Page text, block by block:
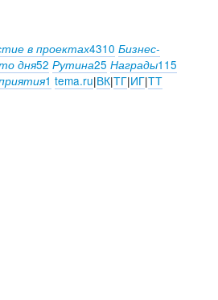
в проектах4310 Бизнес-
дня52 Рутина25 Награды115
1 tema.ru|ВК|ТГ|ИГ|ТТ